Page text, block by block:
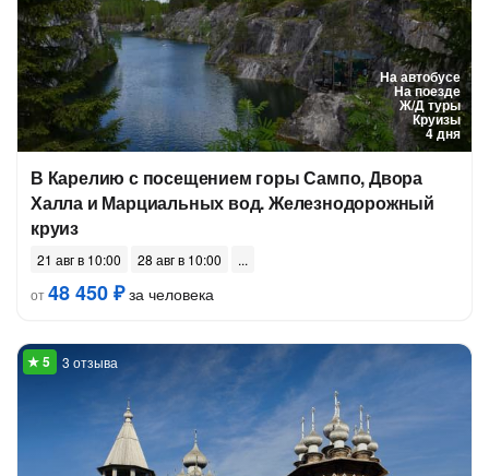
На автобусе
На поезде
Ж/Д туры
Круизы
4 дня
В Карелию с посещением горы Сампо, Двора
Халла и Марциальных вод. Железнодорожный
круиз
21 авг в 10:00
28 авг в 10:00
от48 450 ₽за человека
3 отзыва